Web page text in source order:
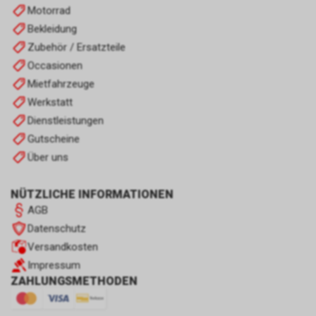
Motorrad
Bekleidung
Zubehör / Ersatzteile
Occasionen
Mietfahrzeuge
Werkstatt
Dienstleistungen
Gutscheine
Über uns
NÜTZLICHE INFORMATIONEN
AGB
Datenschutz
Versandkosten
Impressum
ZAHLUNGSMETHODEN